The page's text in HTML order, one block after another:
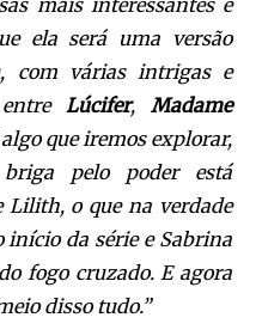
ela será uma versão
, com várias intrigas e
Lúcifer,Madame
que iremos explorar,
pelo poder está
Lilith, o que na verdade
início da série e Sabrina
fogo cruzado. E agora
disso tudo.”